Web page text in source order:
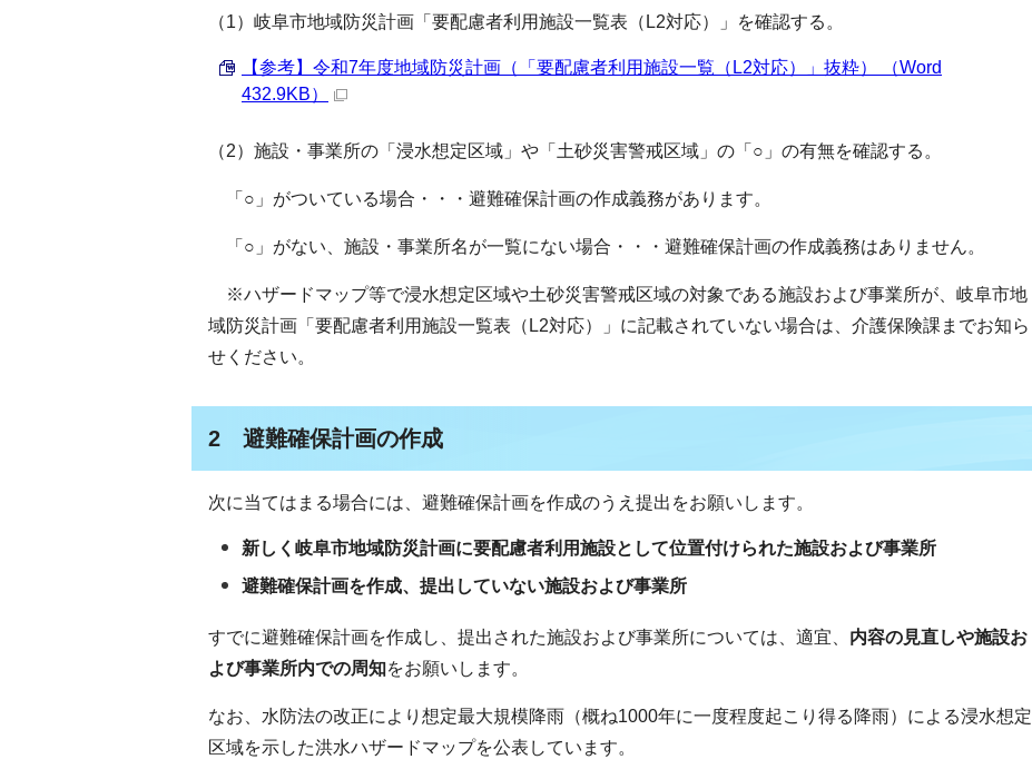
（1）岐阜市地域防災計画「要配慮者利用施設一覧表（L2対応）」を確認する。
【参考】令和7年度地域防災計画（「要配慮者利用施設一覧（L2対応）」抜粋） （Word
432.9KB）
（2）施設・事業所の「浸水想定区域」や「土砂災害警戒区域」の「○」の有無を確認する。
「○」がついている場合・・・避難確保計画の作成義務があります。
「○」がない、施設・事業所名が一覧にない場合・・・避難確保計画の作成義務はありません。
※ハザードマップ等で浸水想定区域や土砂災害警戒区域の対象である施設および事業所が、岐阜市地
域防災計画「要配慮者利用施設一覧表（L2対応）」に記載されていない場合は、介護保険課までお知ら
せください。
2 避難確保計画の作成
次に当てはまる場合には、避難確保計画を作成のうえ提出をお願いします。
新しく岐阜市地域防災計画に要配慮者利用施設として位置付けられた施設および事業所
避難確保計画を作成、提出していない施設および事業所
すでに避難確保計画を作成し、提出された施設および事業所については、適宜、 内容の見直しや施設お
よび事業所内での周知をお願いします。
なお、水防法の改正により想定最大規模降雨（概ね1000年に一度程度起こり得る降雨）による浸水想定
区域を示した洪水ハザードマップを公表しています。